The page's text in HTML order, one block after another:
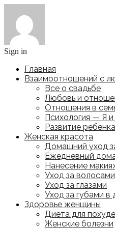
Sign in
Главная
Взаимоотношений с
Все о свадьбе
Любовь и
Отношения в
Психология — Я
Развитие ребенка
Женская красота
Домашний уход
Ежедневный
Нанесение
Уход за
Уход за глазами
Уход за губами
Здоровье женщины
Диета для
Женские болезни